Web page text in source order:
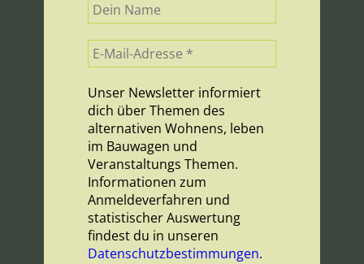
Unser Newsletter informiert
dich über Themen des
alternativen Wohnens, leben
im Bauwagen und
Veranstaltungs Themen.
Informationen zum
Anmeldeverfahren und
statistischer Auswertung
findest du in unseren
Datenschutzbestimmungen.